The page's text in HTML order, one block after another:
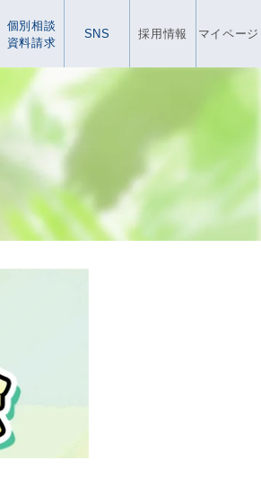
個別相談
資料請求
SNS 採用情報 マイページ